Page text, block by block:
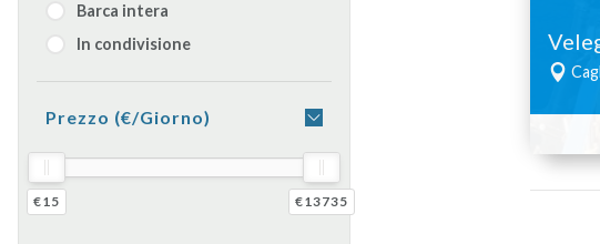
Barca intera
In condivisione
Prezzo (€/giorno)
€15 €13735